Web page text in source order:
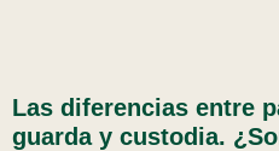
Las diferencias entre
guarda y custodia.